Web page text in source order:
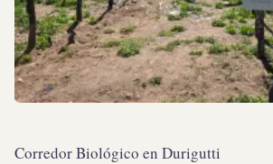
Corredor Biológico en Durigutti